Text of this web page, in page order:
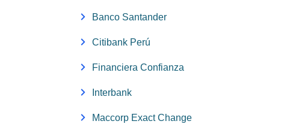
Banco Santander
Citibank Perú
Financiera Confianza
Interbank
Maccorp Exact Change